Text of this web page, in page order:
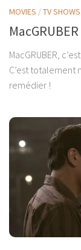
MOVIES /TV SHOWS
MacGRUBER,
C’est totalement
remédier !